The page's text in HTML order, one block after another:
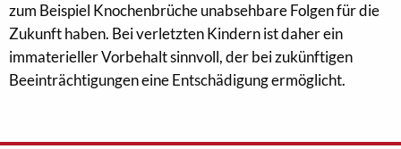
zum Beispiel Knochenbrüche unabsehbare Folgen für die
Zukunft haben. Bei verletzten Kindern ist daher ein
immaterieller Vorbehalt sinnvoll, der bei zukünftigen
Beeinträchtigungen eine Entschädigung ermöglicht.